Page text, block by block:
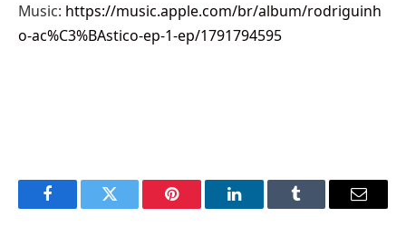
Music: https://music.apple.com/br/album/rodriguinh
o-ac%C3%BAstico-ep-1-ep/1791794595
FacebookTwitter Pinterest LinkedInTumblr Email